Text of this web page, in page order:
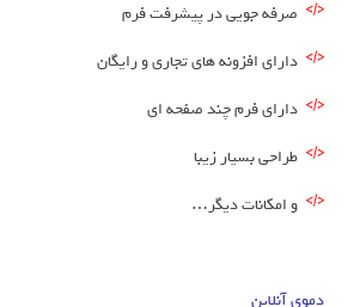
صرفه جویی در پیشرفت فرم
دارای افزونه های تجاری و رایگان
دارای فرم چند صفحه ای
طراحی بسیار زیبا
و امکانات دیگر…
دموی آنلاین